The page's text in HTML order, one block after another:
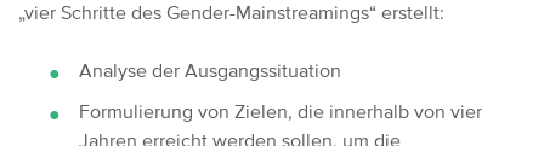
„vier Schritte des Gender-Mainstreamings“ erstellt:
Analyse der Ausgangssituation
Formulierung von Zielen, die innerhalb von vier
Jahren erreicht werden sollen, um die